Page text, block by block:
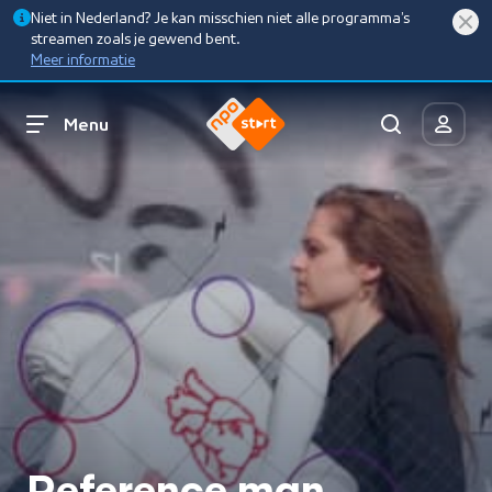
Niet in Nederland? Je kan misschien niet alle programma’s
streamen zoals je gewend bent.
Meer informatie
Menu